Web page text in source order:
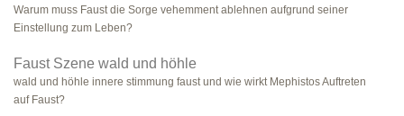
Warum muss Faust die Sorge vehemment ablehnen aufgrund seiner
Einstellung zum Leben?
Faust Szene wald und höhle
wald und höhle innere stimmung faust und wie wirkt Mephistos Auftreten
auf Faust?